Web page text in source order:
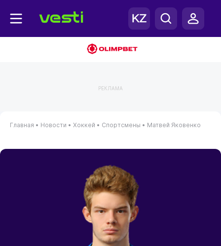
РЕКЛАМА
Главная • Новости • Хоккей • Спортсмены • Матвей Яковенко